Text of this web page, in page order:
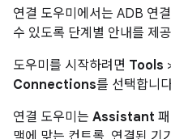
연결 도우미에서는 ADB 연
수 있도록 단계별 안내를 제
도우미를 시작하려면 Tools
Connections를 선택합니
연결 도우미는 Assistant